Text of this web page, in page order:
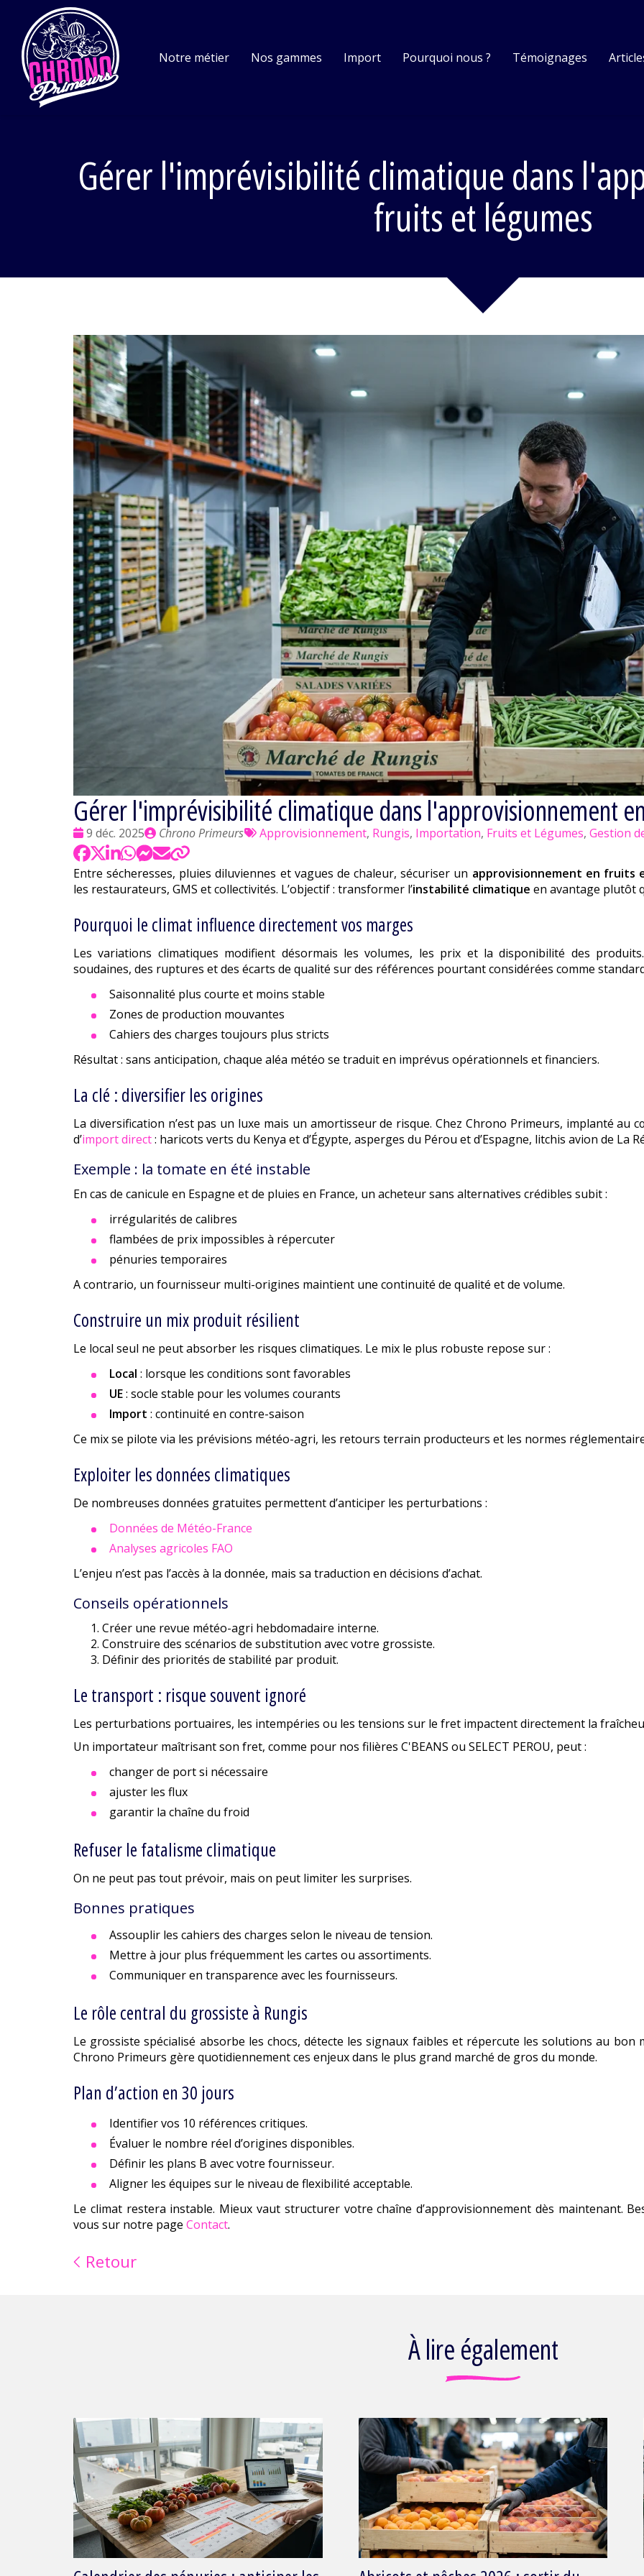
Notre métier Nos gammes Import Pourquoi nous ? Témoignages
Gérer l'imprévisibilité climatique dans
fruits et légumes
Gérer l'imprévisibilité climatique dans l'approvisionnement
Date
:
9 déc. 2025
Publié
par
Chrono Primeurs
Tags
Approvisionnement, Rungis, Importation, Fruits et Légumes, Gestion
Entre sécheresses, pluies diluviennes et vagues de chaleur, sécuriser un approvisionnement en fruits
les restaurateurs, GMS et collectivités. L’objectif : transformer l’instabilité climatique en avantage plutôt
Pourquoi le climat influence directement vos marges
Les variations climatiques modifient désormais les volumes, les prix et la disponibilité des
soudaines, des ruptures et des écarts de qualité sur des références pourtant considérées comme
Saisonnalité plus courte et moins stable
Zones de production mouvantes
Cahiers des charges toujours plus stricts
Résultat : sans anticipation, chaque aléa météo se traduit en imprévus opérationnels et financiers.
La clé : diversifier les origines
La diversification n’est pas un luxe mais un amortisseur de risque. Chez Chrono Primeurs, implanté au
d’import direct: haricots verts du Kenya et d’Égypte, asperges du Pérou et d’Espagne, litchis avion de La
Exemple : la tomate en été instable
En cas de canicule en Espagne et de pluies en France, un acheteur sans alternatives crédibles subit :
irrégularités de calibres
flambées de prix impossibles à répercuter
pénuries temporaires
A contrario, un fournisseur multi-origines maintient une continuité de qualité et de volume.
Construire un mix produit résilient
Le local seul ne peut absorber les risques climatiques. Le mix le plus robuste repose sur :
Local : lorsque les conditions sont favorables
UE: socle stable pour les volumes courants
Import : continuité en contre-saison
Ce mix se pilote via les prévisions météo-agri, les retours terrain producteurs et les normes
Exploiter les données climatiques
De nombreuses données gratuites permettent d’anticiper les perturbations :
Données de Météo-France
Analyses agricoles FAO
L’enjeu n’est pas l’accès à la donnée, mais sa traduction en décisions d’achat.
Conseils opérationnels
Créer une revue météo-agri hebdomadaire interne.
Construire des scénarios de substitution avec votre grossiste.
Définir des priorités de stabilité par produit.
Le transport : risque souvent ignoré
Les perturbations portuaires, les intempéries ou les tensions sur le fret impactent directement la
Un importateur maîtrisant son fret, comme pour nos filières C'BEANS ou SELECT PEROU, peut :
changer de port si nécessaire
ajuster les flux
garantir la chaîne du froid
Refuser le fatalisme climatique
On ne peut pas tout prévoir, mais on peut limiter les surprises.
Bonnes pratiques
Assouplir les cahiers des charges selon le niveau de tension.
Mettre à jour plus fréquemment les cartes ou assortiments.
Communiquer en transparence avec les fournisseurs.
Le rôle central du grossiste à Rungis
Le grossiste spécialisé absorbe les chocs, détecte les signaux faibles et répercute les solutions au bon
Chrono Primeurs gère quotidiennement ces enjeux dans le plus grand marché de gros du monde.
Plan d’action en 30 jours
Identifier vos 10 références critiques.
Évaluer le nombre réel d’origines disponibles.
Définir les plans B avec votre fournisseur.
Aligner les équipes sur le niveau de flexibilité acceptable.
Le climat restera instable. Mieux vaut structurer votre chaîne d’approvisionnement dès maintenant.
vous sur notre page Contact.
Retour
À lire également